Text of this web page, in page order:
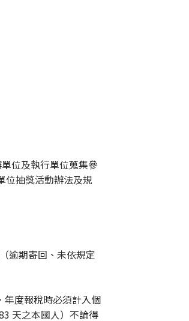
位及執行單位蒐集參
位抽獎活動辦法及規
逾期寄回、未依規定
年度報稅時必須計入個
天之本國人）不論得